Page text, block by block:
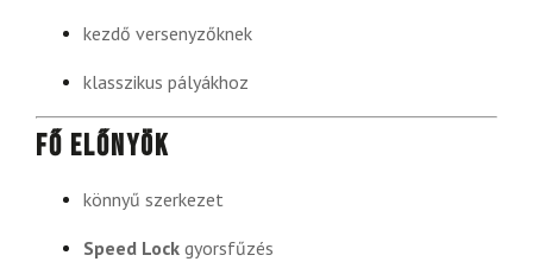
kezdő versenyzőknek
klasszikus pályákhoz
Fő előnyök
könnyű szerkezet
Speed Lock gyorsfűzés